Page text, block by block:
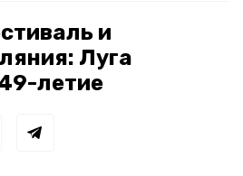
и
Луга
летие